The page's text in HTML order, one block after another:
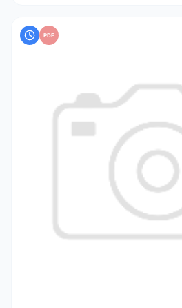
PDF